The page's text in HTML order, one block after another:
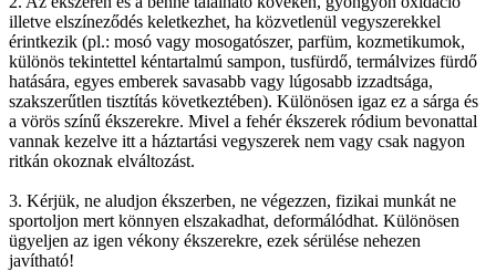
illetve elszíneződés keletkezhet, ha közvetlenül vegyszerekkel
érintkezik (pl.: mosó vagy mosogatószer, parfüm, kozmetikumok,
különös tekintettel kéntartalmú sampon, tusfürdő, termálvizes fürdő
hatására, egyes emberek savasabb vagy lúgosabb izzadtsága,
szakszerűtlen tisztítás következtében). Különösen igaz ez a sárga és
a vörös színű ékszerekre. Mivel a fehér ékszerek ródium bevonattal
vannak kezelve itt a háztartási vegyszerek nem vagy csak nagyon
ritkán okoznak elváltozást.
3. Kérjük, ne aludjon ékszerben, ne végezzen, fizikai munkát ne
sportoljon mert könnyen elszakadhat, deformálódhat. Különösen
ügyeljen az igen vékony ékszerekre, ezek sérülése nehezen
javítható!